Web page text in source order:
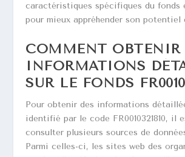
caractéristiques spécifiques du fonds
pour mieux appréhender son potentiel
COMMENT OBTENIR
INFORMATIONS
SUR LE FONDS
Pour obtenir des informations
identifié par le code FR0010321810, il
consulter plusieurs sources de
Parmi celles-ci, les sites web des